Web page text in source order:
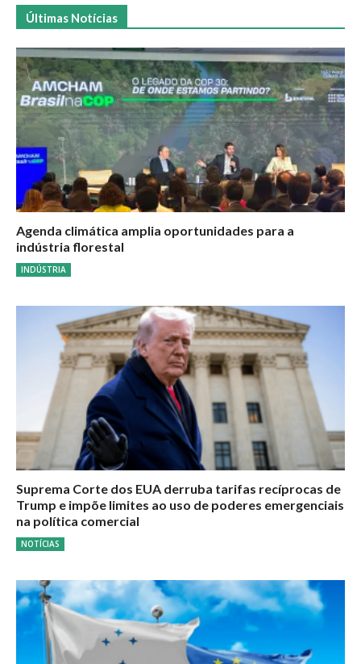
Últimas Notícias
Agenda climática amplia oportunidades para a
indústria florestal
INDÚSTRIA
Suprema Corte dos EUA derruba tarifas recíprocas de
Trump e impõe limites ao uso de poderes emergenciais
na política comercial
NOTÍCIAS